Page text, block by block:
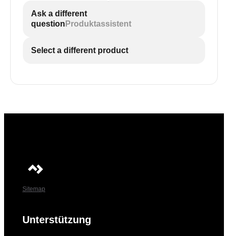
Ask a different
question Produktassistent
Select a different product
Sitemap
Unterstützung